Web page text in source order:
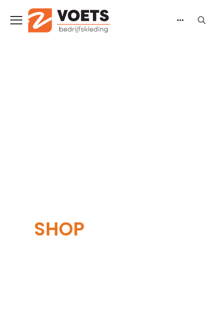
SHOP